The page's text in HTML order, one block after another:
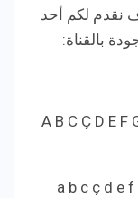
نقدم لكم أحد
بالقناة:
A B C Ç D E F
a b c ç d e f